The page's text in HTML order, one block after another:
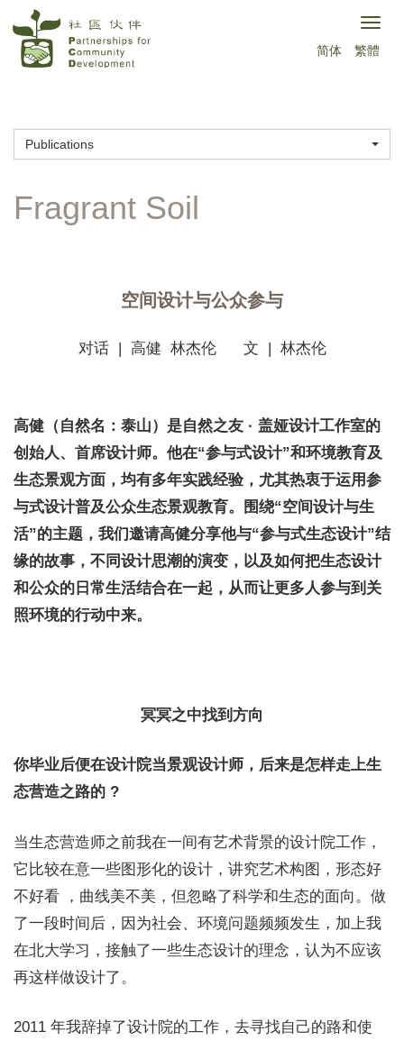
main
简体 繁體
Publications
空间设计与公众参与
对话 | 高健 林杰伦 文 | 林杰伦
高健（自然名：泰山）是自然之友 · 盖娅设计工作室的
创始人、首席设计师。他在“参与式设计”和环境教育及
生态景观方面，均有多年实践经验，尤其热衷于运用参
与式设计普及公众生态景观教育。围绕“空间设计与生
活”的主题，我们邀请高健分享他与“参与式生态设计”结
缘的故事，不同设计思潮的演变，以及如何把生态设计
和公众的日常生活结合在一起，从而让更多人参与到关
照环境的行动中来。
冥冥之中找到方向
你毕业后便在设计院当景观设计师，后来是怎样走上生
态营造之路的 ?
当生态营造师之前我在一间有艺术背景的设计院工作，
它比较在意一些图形化的设计，讲究艺术构图，形态好
不好看 ，曲线美不美，但忽略了科学和生态的面向。做
了一段时间后，因为社会、环境问题频频发生，加上我
在北大学习，接触了一些生态设计的理念，认为不应该
再这样做设计了。
2011 年我辞掉了设计院的工作，去寻找自己的路和使